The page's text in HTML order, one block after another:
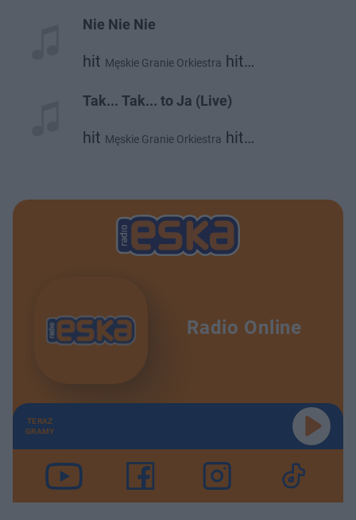
Męskie Granie Orkiestra 2018
Nie Nie Nie
hit Męskie Granie Orkiestra hit
Kacperczyk
Tak... Tak... to Ja (Live)
hit Męskie Granie Orkiestra hit
Radio Online
TERAZ
GRAMY